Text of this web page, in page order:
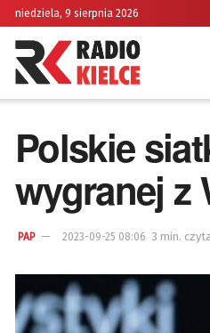
niedziela, 9 sierpnia 2026
Polskie
wygranej z
PAP 2023-09-25 08:06 3 min.